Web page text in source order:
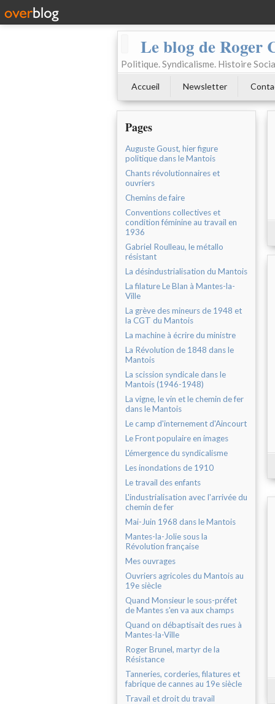
Le blog de Roger
Politique. Syndicalisme. Histoire
Accueil Newsletter
Pages
Auguste Goust, hier figure
politique dans le Mantois
Chants révolutionnaires et
ouvriers
Chemins de faire
Conventions collectives et
condition féminine au travail en
1936
Gabriel Roulleau, le métallo
résistant
La désindustrialisation du Mantois
La filature Le Blan à Mantes-la-
Ville
La grève des mineurs de 1948 et
la CGT du Mantois
La machine à écrire du ministre
La Révolution de 1848 dans le
Mantois
La scission syndicale dans le
Mantois (1946-1948)
La vigne, le vin et le chemin de fer
dans le Mantois
Le camp d'internement d'Aincourt
Le Front populaire en images
L'émergence du syndicalisme
Les inondations de 1910
Le travail des enfants
L'industrialisation avec l'arrivée du
chemin de fer
Mai-Juin 1968 dans le Mantois
Mantes-la-Jolie sous la
Révolution française
Mes ouvrages
Ouvriers agricoles du Mantois au
19e siècle
Quand Monsieur le sous-préfet
de Mantes s'en va aux champs
Quand on débaptisait des rues à
Mantes-la-Ville
Roger Brunel, martyr de la
Résistance
Tanneries, corderies, filatures et
fabrique de cannes au 19e siècle
Travail et droit du travail